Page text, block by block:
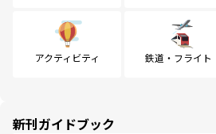
アクティビティ 鉄道・フライト
新刊ガイドブック